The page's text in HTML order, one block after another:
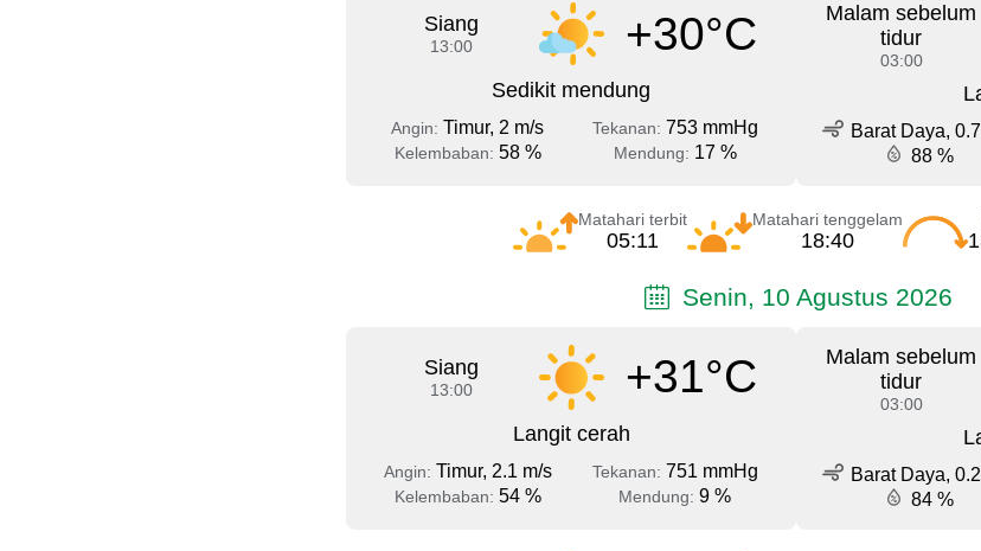
Siang
13:00 +30°C
Sedikit mendung
Angin: Timur, 2 m/s Tekanan: 753 mmHg
Kelembaban: 58 % Mendung: 17 %
Malam sebelum
tidur
03:00
Barat Daya,
88 %
Matahari terbit
05:11
Matahari tenggelam
18:40
Senin, 10 Agustus 2026
Siang
13:00 +31°C
Langit cerah
Angin: Timur, 2.1 m/s Tekanan: 751 mmHg
Kelembaban: 54 % Mendung: 9 %
Malam sebelum
tidur
03:00
Barat Daya,
84 %